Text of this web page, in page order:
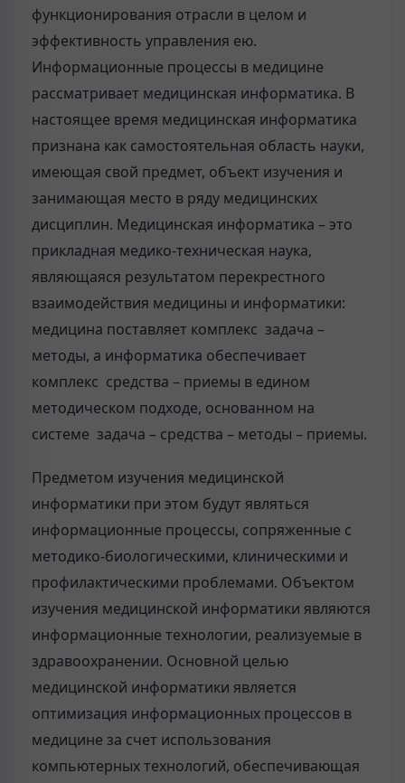
функционирования отрасли в целом и
эффективность управления ею.
Информационные процессы в медицине
рассматривает медицинская информатика. В
настоящее время медицинская информатика
признана как самостоятельная область науки,
имеющая свой предмет, объект изучения и
занимающая место в ряду медицинских
дисциплин. Медицинская информатика – это
прикладная медико-техническая наука,
являющаяся результатом перекрестного
взаимодействия медицины и информатики:
медицина поставляет комплекс задача –
методы, а информатика обеспечивает
комплекс средства – приемы в едином
методическом подходе, основанном на
системе задача – средства – методы – приемы.
Предметом изучения медицинской
информатики при этом будут являться
информационные процессы, сопряженные с
методико-биологическими, клиническими и
профилактическими проблемами. Объектом
изучения медицинской информатики являются
информационные технологии, реализуемые в
здравоохранении. Основной целью
медицинской информатики является
оптимизация информационных процессов в
медицине за счет использования
компьютерных технологий, обеспечивающая